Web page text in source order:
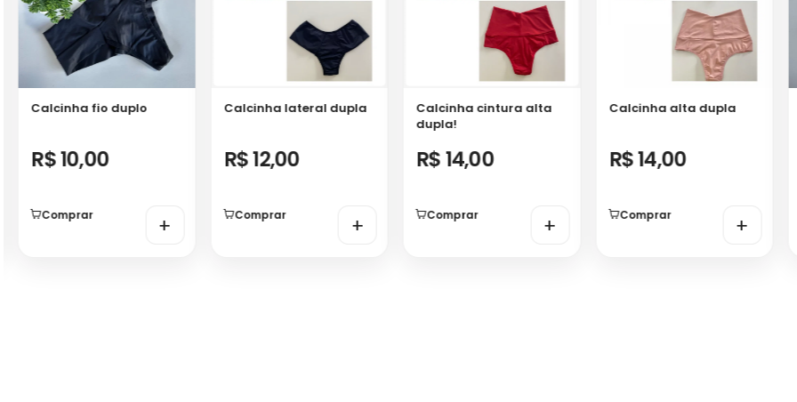
Calcinha fio duplo
R$ 10,00
Comprar +
Calcinha lateral dupla
R$ 12,00
Comprar +
Calcinha cintura alta
dupla!
R$ 14,00
Comprar +
Calcinha alta dupla
R$ 14,00
Comprar +